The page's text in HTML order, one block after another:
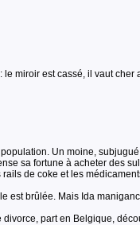
miroir est cassé, il vaut
Un moine,
sa fortune à acheter des
de coke et les
brûlée. Mais Ida
part en Belgique,